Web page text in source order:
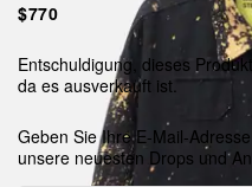
$770
Entschuldigung, dieses
da es ausverkauft ist.
Geben Sie Ihre E-Mail-
unsere neuesten Drops und